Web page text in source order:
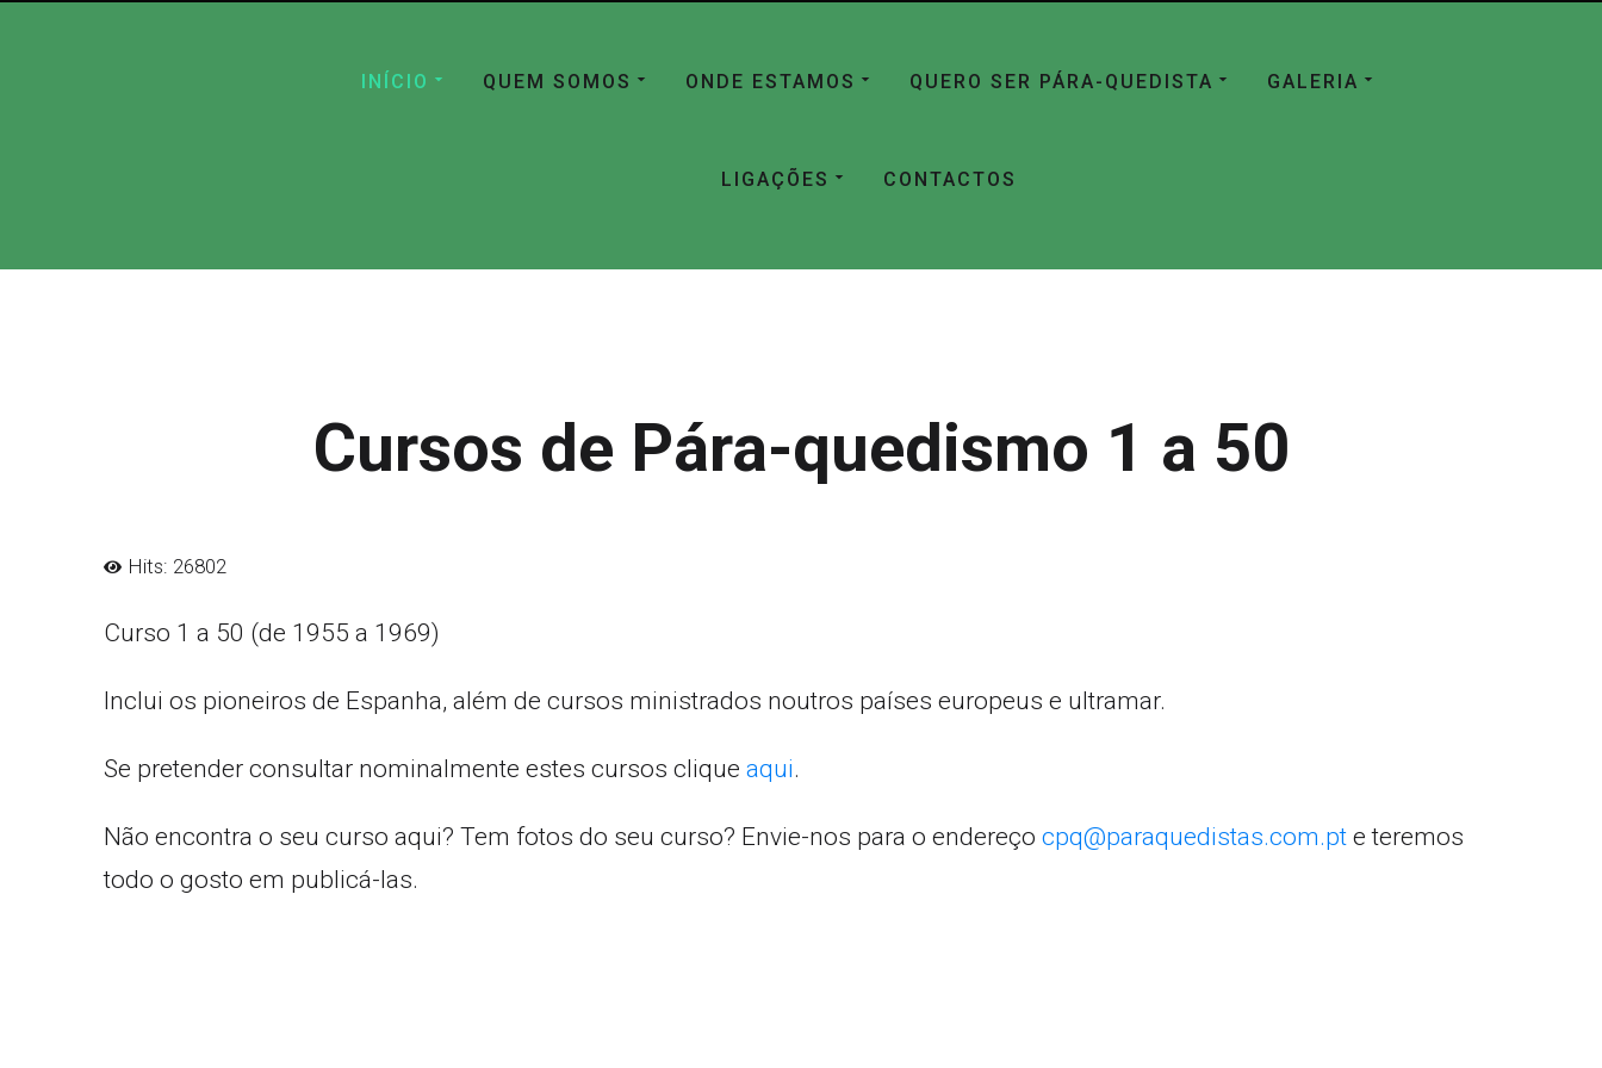
INÍCIO QUEM SOMOS ONDE ESTAMOS QUERO SER PÁRA-QUEDISTA GALERIA
LIGAÇÕES CONTACTOS
Cursos de Pára-quedismo 1 a 50
Hits: 26802
Curso 1 a 50 (de 1955 a 1969)
Inclui os pioneiros de Espanha, além de cursos ministrados noutros países europeus e ultramar.
Se pretender consultar nominalmente estes cursos clique aqui.
Não encontra o seu curso aqui? Tem fotos do seu curso? Envie-nos para o endereço cpq@paraquedistas.com.pt e teremos
todo o gosto em publicá-las.